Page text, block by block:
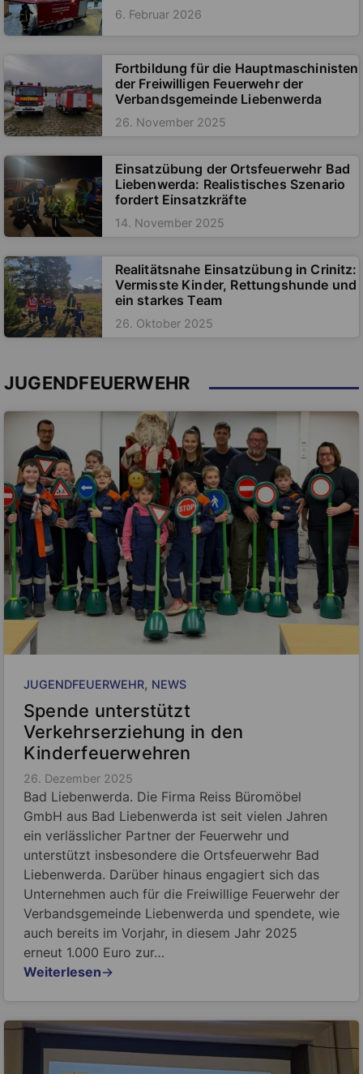
6. Februar 2026
Fortbildung für die Hauptmaschinisten
der Freiwilligen Feuerwehr der
Verbandsgemeinde Liebenwerda
26. November 2025
Einsatzübung der Ortsfeuerwehr Bad
Liebenwerda: Realistisches Szenario
fordert Einsatzkräfte
14. November 2025
Realitätsnahe Einsatzübung in Crinitz:
Vermisste Kinder, Rettungshunde und
ein starkes Team
26. Oktober 2025
JUGENDFEUERWEHR
JUGENDFEUERWEHR, NEWS
Spende unterstützt
Verkehrserziehung in den
Kinderfeuerwehren
26. Dezember 2025
Bad Liebenwerda. Die Firma Reiss Büromöbel
GmbH aus Bad Liebenwerda ist seit vielen Jahren
ein verlässlicher Partner der Feuerwehr und
unterstützt insbesondere die Ortsfeuerwehr Bad
Liebenwerda. Darüber hinaus engagiert sich das
Unternehmen auch für die Freiwillige Feuerwehr der
Verbandsgemeinde Liebenwerda und spendete, wie
auch bereits im Vorjahr, in diesem Jahr 2025
erneut 1.000 Euro zur…
Weiterlesen→